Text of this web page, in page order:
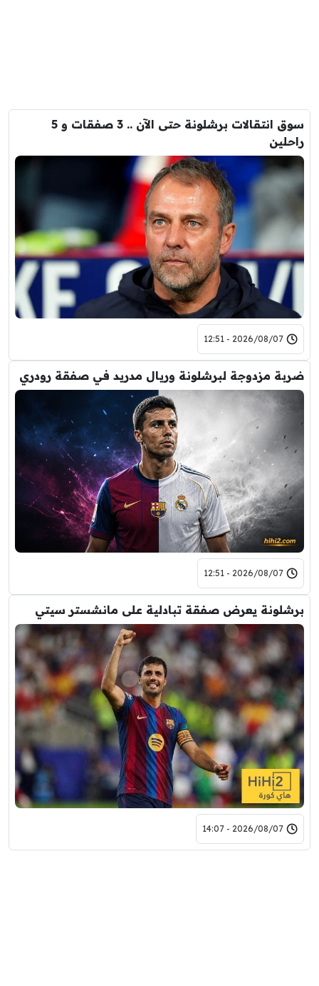
سوق انتقالات برشلونة حتى الآن .. 3 صفقات و 5
راحلين
2026/08/07 - 12:51
ضربة مزدوجة لبرشلونة وريال مدريد في صفقة رودري
2026/08/07 - 12:51
برشلونة يعرض صفقة تبادلية على مانشستر سيتي
2026/08/07 - 14:07